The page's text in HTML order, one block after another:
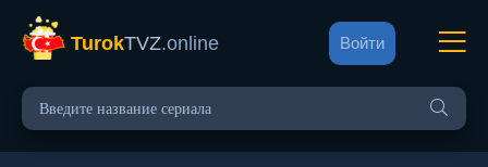
TurokTVZ.online Войти